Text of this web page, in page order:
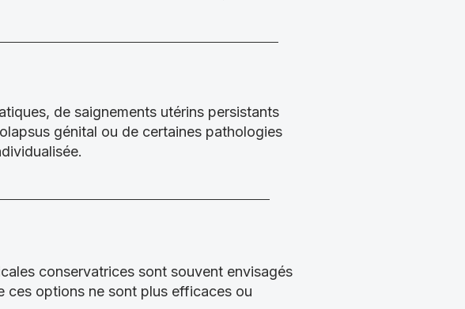
de saignements utérins persistants
génital ou de certaines pathologies
conservatrices sont souvent envisagés
ces options ne sont plus efficaces ou